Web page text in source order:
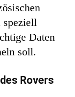
speziell
Daten
soll.
Rovers